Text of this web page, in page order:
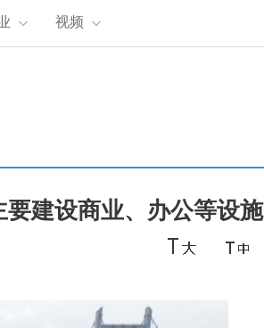
视频
建设商业、办公等设施